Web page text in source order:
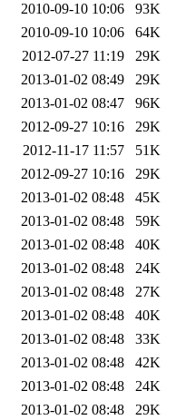
2010-09-10 10:06
93K
2010-09-10 10:06
64K
2012-07-27 11:19
29K
2013-01-02 08:49
29K
2013-01-02 08:47
96K
2012-09-27 10:16
29K
2012-11-17 11:57
51K
2012-09-27 10:16
29K
2013-01-02 08:48
45K
2013-01-02 08:48
59K
2013-01-02 08:48
40K
2013-01-02 08:48
24K
2013-01-02 08:48
27K
2013-01-02 08:48
40K
2013-01-02 08:48
33K
2013-01-02 08:48
42K
2013-01-02 08:48
24K
2013-01-02 08:48
29K